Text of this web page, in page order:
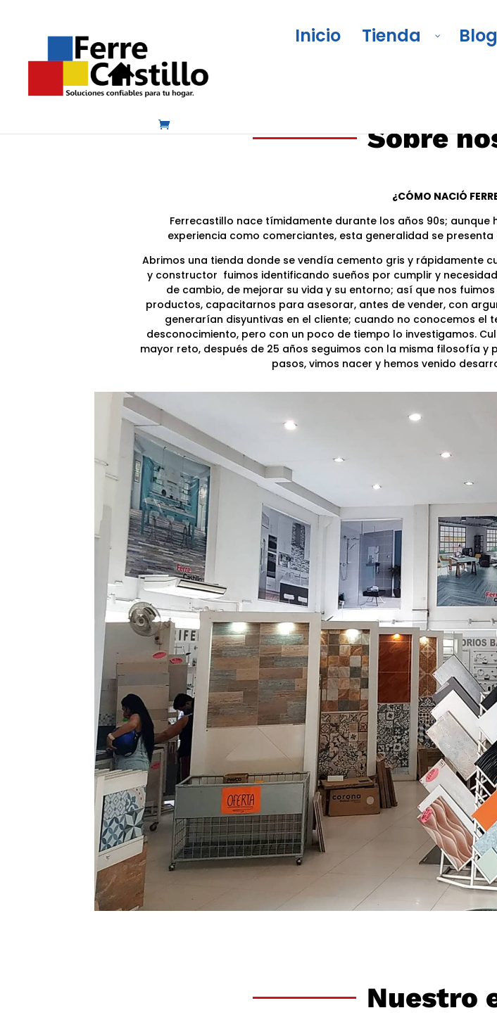
Inicio Tienda Blog
Sobre
¿CÓMO NACIÓ
Ferrecastillo nace tímidamente durante los años 90s;
experiencia como comerciantes, esta generalidad se
Abrimos una tienda donde se vendía cemento gris y rápidamente
y constructor fuimos identificando sueños por cumplir y
de cambio, de mejorar su vida y su entorno; así que nos
productos, capacitarnos para asesorar, antes de vender, con
generarían disyuntivas en el cliente; cuando no conocemos
desconocimiento, pero con un poco de tiempo lo investigamos.
mayor reto, después de 25 años seguimos con la misma filosofía
pasos, vimos nacer y hemos venido
Nuestro